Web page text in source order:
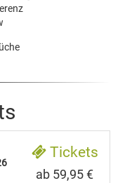
Tickets
ab 59,95 €